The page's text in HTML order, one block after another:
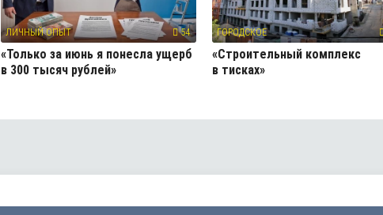
ЛИЧНЫЙ ОПЫТ 54
«Только за июнь я понесла ущерб
в 300 тысяч рублей»
ГОРОДСКОЕ
«Строительный комплекс
в тисках»